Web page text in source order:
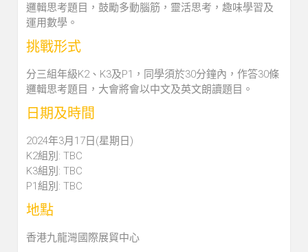
邏輯思考題目，鼓勵多動腦筋，靈活思考，趣味學習及
運用數學。
挑戰形式
分三組年級K2、K3及P1，同學須於30分鐘內，作答30條
邏輯思考題目，大會將會以中文及英文朗讀題目。
日期及時間
2024年3月17日(星期日)
K2組別: TBC
K3組別: TBC
P1組別: TBC
地點
香港九龍灣國際展貿中心